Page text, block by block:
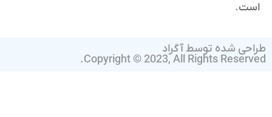
است.
طراحی شده توسط آگراد
Copyright © 2023, All Rights Reserved.